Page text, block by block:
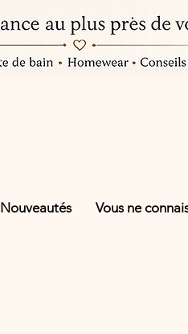
Nouveautés Vous ne